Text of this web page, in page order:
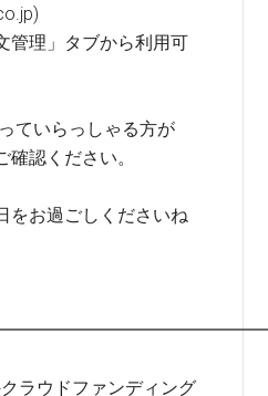
管理」タブから利用可
ていらっしゃる方が
認ください。
をお過ごしくださいね
ラウドファンディング